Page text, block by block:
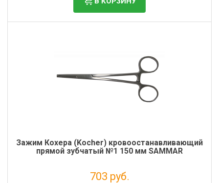
Зажим Кохера (Kocher) кровоостанавливающий
прямой зубчатый №1 150 мм SAMMAR
703 руб.